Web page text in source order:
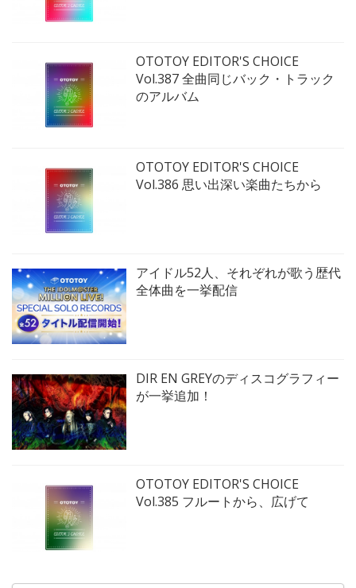
OTOTOY EDITOR'S CHOICE
Vol.387 全曲同じバック・トラック
のアルバム
OTOTOY EDITOR'S CHOICE
Vol.386 思い出深い楽曲たちから
アイドル52人、それぞれが歌う歴代
全体曲を一挙配信
DIR EN GREYのディスコグラフィー
が一挙追加！
OTOTOY EDITOR'S CHOICE
Vol.385 フルートから、広げて